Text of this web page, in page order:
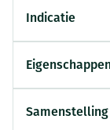
Indicatie
Samenstelling